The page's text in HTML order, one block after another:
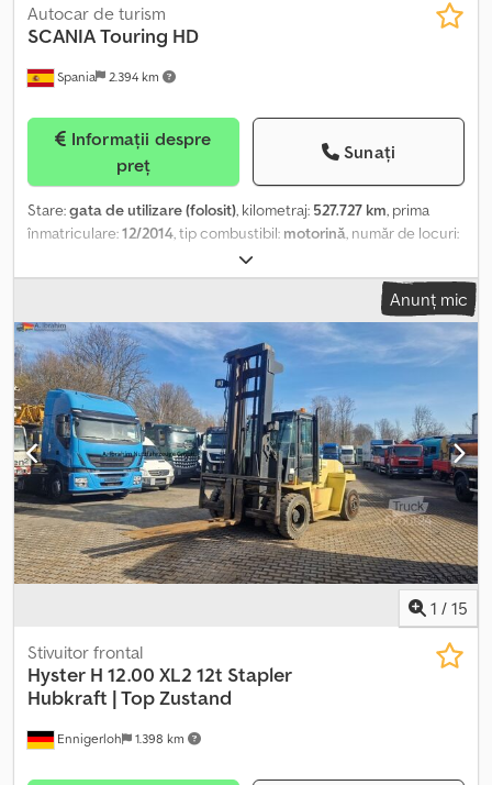
Spania 2.394 km
Autocar de turism
SCANIATouring HD
preț
Sunați
Stare:gata de utilizare (folosit), kilometraj: 527.727 km, prima
înmatriculare:12/2014, tip combustibil: motorină, număr de locuri:
, clasă de emisii:
frâne:retarder, dimensiunea anvelopei:295/80 R22.5, An de
YS2K6X20001886543,
Dotări:ABS, aer condiționat, încălzitor staționar, Sunt prezente
mici pete de rugină cauzate de sarea împrăștiată pe asfalt în
timpul iernii; Lipsă cheia pentru încuietoarea bucătăriei. Se
menționează că documentele acestui vehicul provin din Spania;
prin urmare, în cazul unei vânzări în Italia, procedurile de
naționalizare și înmatriculare vor fi responsabilitatea
cumpărătorului. Vehiculul este disponibil la prețul Cumpără Acum
sau se poate trimite o ofertă și începe o negociere. Crjdpfx
Aozfpppegyjf
Anunț mic
1 / 15
Ennigerloh 1.398 km
Stivuitor frontal
Hyster H 12.00 XL2 12t Stapler
Hubkraft | Top Zustand